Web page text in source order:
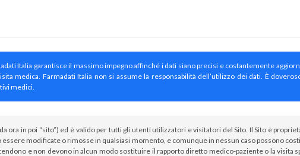
Italia garantisce il massimo impegno affinché i dati siano precisi e costantemente
medica. Farmadati Italia non si assume la responsabilità dell’utilizzo dei dati. È
medici.
ora in poi “sito”) ed è valido per tutti gli utenti utilizzatori e visitatori del Sito. Il Sito è
modificate o rimosse in qualsiasi momento, e comunque in nessun caso possono
e non devono in alcun modo sostituire il rapporto diretto medico-paziente o la visita